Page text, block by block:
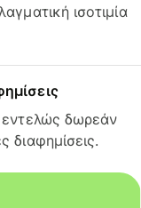
ισοτιμία
εντελώς δωρεάν
διαφημίσεις.